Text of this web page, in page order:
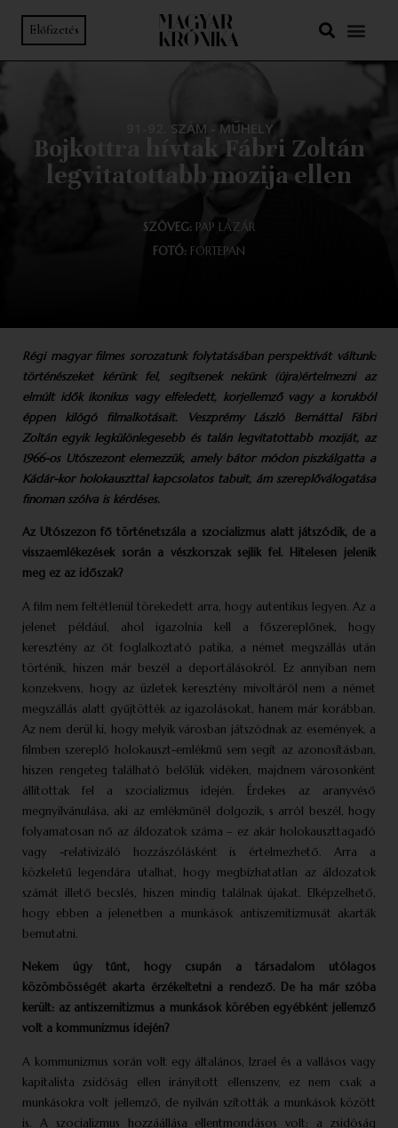
Előfizetés
91-92. SZÁM - MŰHELY
Bojkottra hívtak Fábri Zoltán
legvitatottabb mozija ellen
SZÖVEG: PAP LÁZÁR
FOTÓ: FORTEPAN
Régi magyar filmes sorozatunk folytatásában perspektívát váltunk:
történészeket kérünk fel, segítsenek nekünk (újra)értelmezni az
elmúlt idők ikonikus vagy elfeledett, korjellemző vagy a korukból
éppen kilógó filmalkotásait. Veszprémy László Bernáttal Fábri
Zoltán egyik legkülönlegesebb és talán legvitatottabb moziját, az
1966-os Utószezont elemezzük, amely bátor módon piszkálgatta a
Kádár-kor holokauszttal kapcsolatos tabuit, ám szereplőválogatása
finoman szólva is kérdéses.
Az Utószezon fő történetszála a szocializmus alatt játszódik, de a
visszaemlékezések során a vészkorszak sejlik fel. Hitelesen jelenik
meg ez az időszak?
A film nem feltétlenül törekedett arra, hogy autentikus legyen. Az a
jelenet például, ahol igazolnia kell a főszereplőnek, hogy
keresztény az őt foglalkoztató patika, a német megszállás után
történik, hiszen már beszél a deportálásokról. Ez annyiban nem
konzekvens, hogy az üzletek keresztény mivoltáról nem a német
megszállás alatt gyűjtötték az igazolásokat, hanem már korábban.
Az nem derül ki, hogy melyik városban játszódnak az események, a
filmben szereplő holokauszt-emlékmű sem segít az azonosításban,
hiszen rengeteg található belőlük vidéken, majdnem városonként
állítottak fel a szocializmus idején. Érdekes az aranyvéső
megnyilvánulása, aki az emlékműnél dolgozik, s arról beszél, hogy
folyamatosan nő az áldozatok száma – ez akár holokauszttagadó
vagy -relativizáló hozzászólásként is értelmezhető. Arra a
közkeletű legendára utalhat, hogy megbízhatatlan az áldozatok
számát illető becslés, hiszen mindig találnak újakat. Elképzelhető,
hogy ebben a jelenetben a munkások antiszemitizmusát akarták
bemutatni.
Nekem úgy tűnt, hogy csupán a társadalom utólagos
közömbösségét akarta érzékeltetni a rendező. De ha már szóba
került: az anti­szemitizmus a munkások körében egyébként jellemző
volt a kommunizmus idején?
A kommunizmus során volt egy általános, Izrael és a vallásos vagy
kapitalista zsidóság ellen irányított ellenszenv, ez nem csak a
munkásokra volt jellemző, de nyilván szították a munkások között
is. A szocializmus hozzáállása ellentmondásos volt: a zsidóság